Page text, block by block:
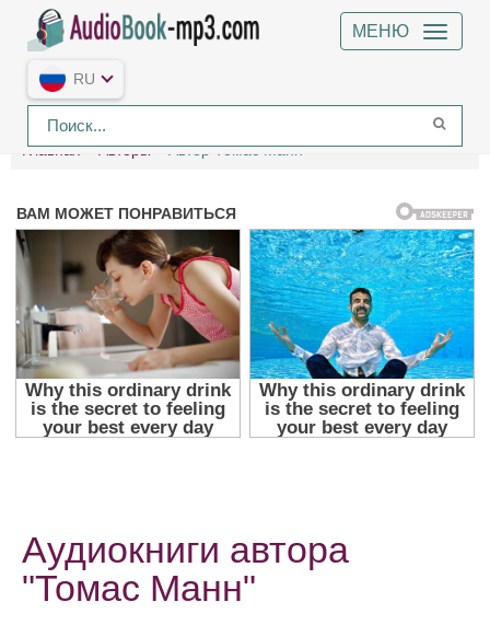
МЕНЮ
RU
Главная Авторы Автор Томас Манн
Аудиокниги автора
"Томас Манн"